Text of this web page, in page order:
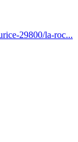
29800/la-roc...